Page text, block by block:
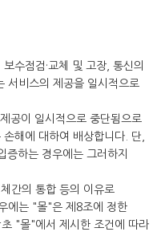
수점검·교체 및 고장, 통신의
서비스의 제공을 일시적으로
공이 일시적으로 중단됨으로
해에 대하여 배상합니다. 단,
증하는 경우에는 그러하지
간의 통합 등의 이유로
에는 "몰"은 제8조에 정한
"몰"에서 제시한 조건에 따라